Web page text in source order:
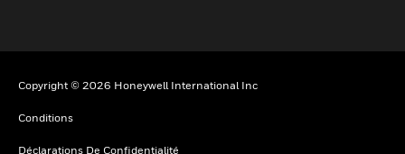
Copyright © 2026 Honeywell International Inc
Conditions
Déclarations De Confidentialité